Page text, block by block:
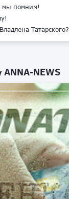
мы помним!
Татарского?
ANNA-NEWS